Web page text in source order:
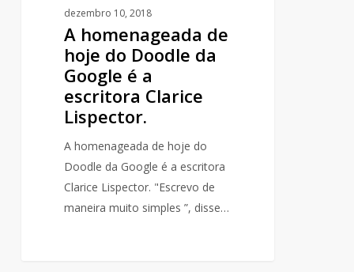
Lispector.
dezembro 10, 2018
A homenageada de
hoje do Doodle da
Google é a
escritora Clarice
Lispector.
A homenageada de hoje do
Doodle da Google é a escritora
Clarice Lispector. "Escrevo de
maneira muito simples ”, disse…